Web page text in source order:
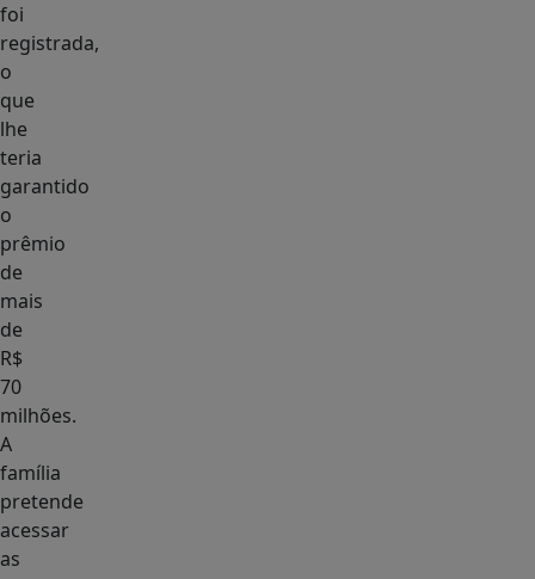
foi
registrada,
o
que
lhe
teria
garantido
o
prêmio
de
mais
de
R$
70
milhões.
A
família
pretende
acessar
as